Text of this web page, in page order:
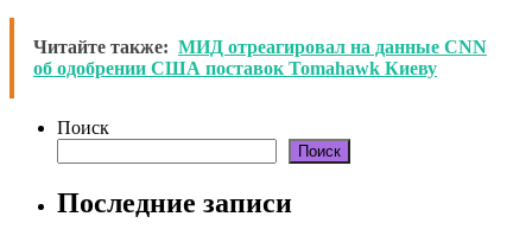
Читайте также: МИД отреагировал на данные CNN
об одобрении США поставок Tomahawk Киеву
Поиск
Поиск
Последние записи